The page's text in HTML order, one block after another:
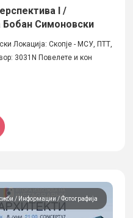
I /
Бобан Симоновски
Локација: Скопје - МСУ, ПТТ,
3031N Повелете и кон
Информации Фотографија